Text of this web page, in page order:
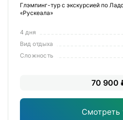
Глэмпинг-тур с экскурсией по
«Рускеала»
4 дня
Вид отдыха
Сложность
70 900
Смотреть